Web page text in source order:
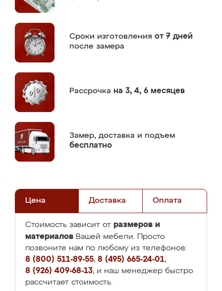
Сроки изготовления от 7 дней
после замера
Рассрочка на 3, 4, 6 месяцев
Замер, доставка и подъем
бесплатно
Цена Доставка Оплата
Стоимость зависит от размеров и
материалов Вашей мебели. Просто
позвоните нам по любому из телефонов:
8 (800) 511-89-55, 8 (495) 665-24-01,
8 (926) 409-68-13, и наш менеджер быстро
рассчитает стоимость.